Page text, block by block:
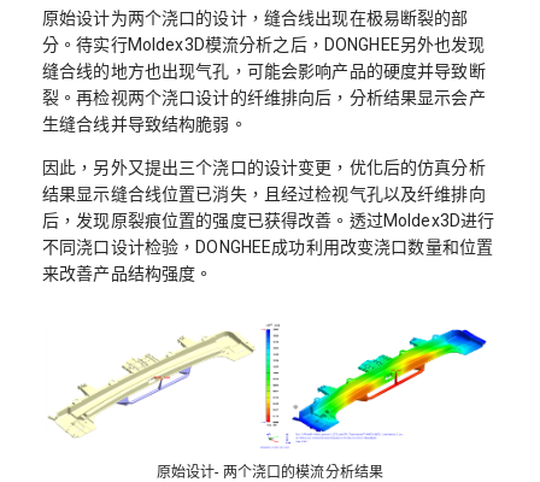
原始设计为两个浇口的设计，缝合线出现在极易断裂的部
分。待实行Moldex3D模流分析之后，DONGHEE另外也发现
缝合线的地方也出现气孔，可能会影响产品的硬度并导致断
裂。再检视两个浇口设计的纤维排向后，分析结果显示会产
生缝合线并导致结构脆弱。
因此，另外又提出三个浇口的设计变更，优化后的仿真分析
结果显示缝合线位置已消失，且经过检视气孔以及纤维排向
后，发现原裂痕位置的强度已获得改善。透过Moldex3D进行
不同浇口设计检验，DONGHEE成功利用改变浇口数量和位置
来改善产品结构强度。
原始设计- 两个浇口的模流分析结果